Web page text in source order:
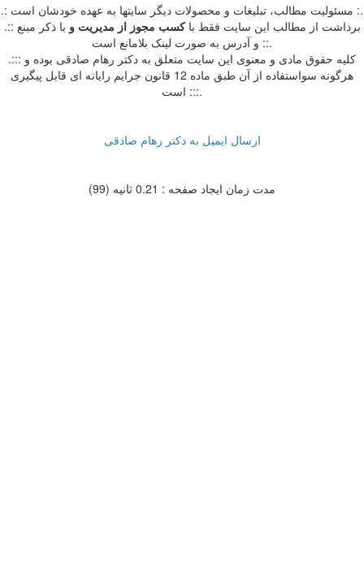
.: مسئوليت مطالب، تبليغات و محصولات ديگر سايتها به عهده خودشان است :.
.:: برداشت از مطالب اين سايت فقط باکسب مجوز از مدیریت و با ذکر مبنع
و آدرس به صورت لینک بلامانع است ::.
.::: کلیه حقوق مادی و معنوی این سایت متعلق به دکتر رهام صادقی بوده و
هرگونه سواستفاده از آن طبق ماده 12 قانون جرایم رایانه ای قابل پیگیری
است :::.
ارسال ایمیل به دکتر رهام صادقی
مدت زمان ایجاد صفحه : 0.21 ثانیه (99)